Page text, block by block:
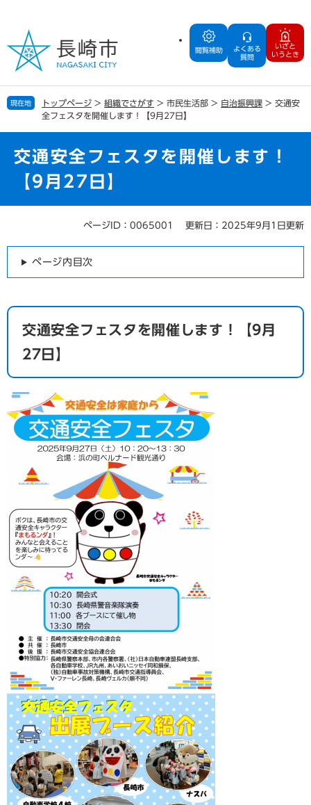
の
で
す
ー
ば
し
閲覧補助
よくある
質問
いざと
いうとき
現在地 トップページ > 組織でさがす > 市民生活部 > 自治振興課 > 交通安
全フェスタを開催します！【9月27日】
交通安全フェスタを開催します！
【9月27日】
ページID：0065001 更新日：2025年9月1日更新
ページ内目次
交通安全フェスタを開催します！【9月
27日】